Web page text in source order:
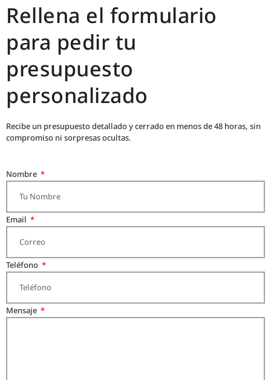
Rellena el formulario
para pedir tu
presupuesto
personalizado
Recibe un presupuesto detallado y cerrado en menos de 48 horas, sin
compromiso ni sorpresas ocultas.
Nombre
Email
Teléfono
Mensaje